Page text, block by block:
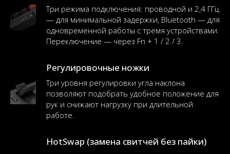
Три режима подключения: проводной и 2,4 ГГц
— для минимальной задержки, Bluetooth — для
одновременной работы с тремя устройствами.
Переключение — через Fn + 1 / 2 / 3.
Регулировочные ножки
Три уровня регулировки угла наклона
позволяют подобрать удобное положение для
рук и снижают нагрузку при длительной
работе.
HotSwap (замена свитчей без пайки)